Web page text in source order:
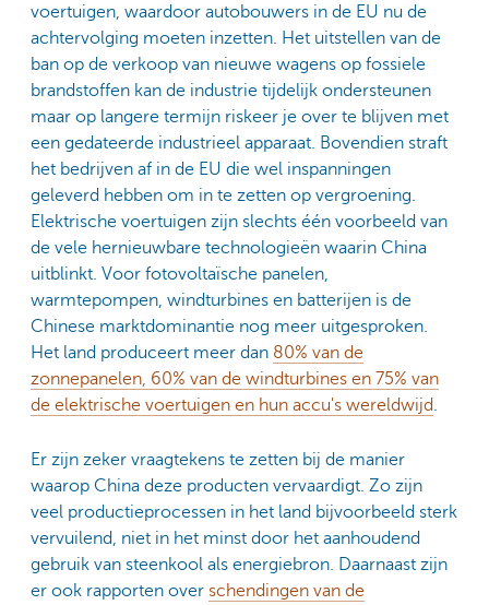
voertuigen, waardoor autobouwers in de EU nu de
achtervolging moeten inzetten. Het uitstellen van de
ban op de verkoop van nieuwe wagens op fossiele
brandstoffen kan de industrie tijdelijk ondersteunen
maar op langere termijn riskeer je over te blijven met
een gedateerde industrieel apparaat. Bovendien straft
het bedrijven af in de EU die wel inspanningen
geleverd hebben om in te zetten op vergroening.
Elektrische voertuigen zijn slechts één voorbeeld van
de vele hernieuwbare technologieën waarin China
uitblinkt. Voor fotovoltaïsche panelen,
warmtepompen, windturbines en batterijen is de
Chinese marktdominantie nog meer uitgesproken.
Het land produceert meer dan 80% van de
zonnepanelen, 60% van de windturbines en 75% van
de elektrische voertuigen en hun accu's wereldwijd
Er zijn zeker vraagtekens te zetten bij de manier
waarop China deze producten vervaardigt. Zo zijn
veel productieprocessen in het land bijvoorbeeld sterk
vervuilend, niet in het minst door het aanhoudend
gebruik van steenkool als energiebron. Daarnaast zijn
er ook rapporten over schendingen van de